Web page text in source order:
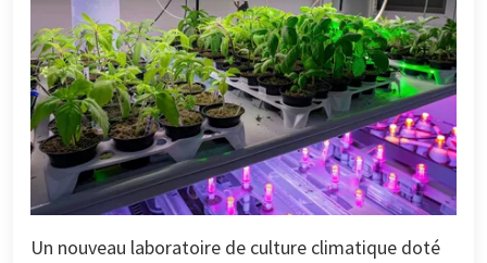
Un nouveau laboratoire de culture climatique doté